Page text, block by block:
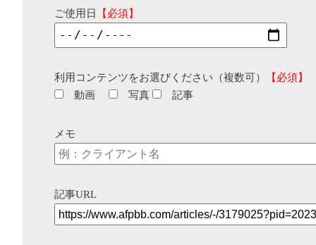
ご使用日 【必須】
利用コンテンツをお選びください（複数可）
【必須】
動画
写真 記事
メモ
記事URL